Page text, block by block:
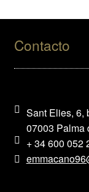
Contacto
Sant Elies, 6,
07003 Palma
+ 34 600 052